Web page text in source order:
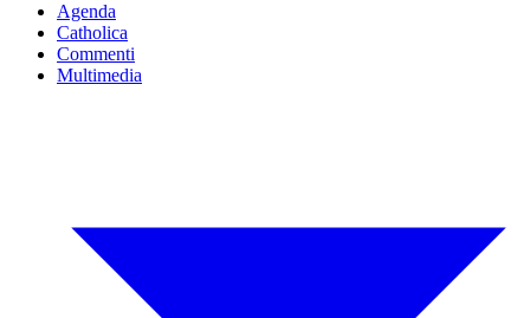
Agenda
Catholica
Commenti
Multimedia